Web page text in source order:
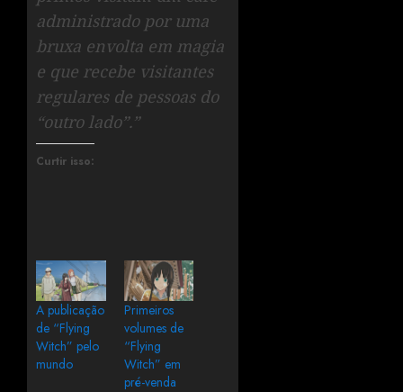
administrado por uma
bruxa envolta em magia
e que recebe visitantes
regulares de pessoas do
“outro lado”.”
Curtir isso:
A publicação
de “Flying
Witch” pelo
mundo
Primeiros
volumes de
“Flying
Witch” em
pré-venda